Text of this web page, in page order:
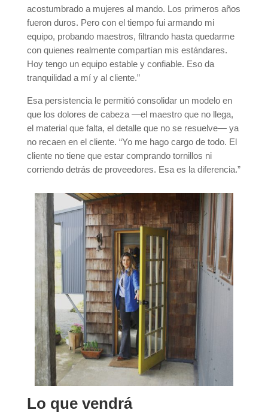
acostumbrado a mujeres al mando. Los primeros años
fueron duros. Pero con el tiempo fui armando mi
equipo, probando maestros, filtrando hasta quedarme
con quienes realmente compartían mis estándares.
Hoy tengo un equipo estable y confiable. Eso da
tranquilidad a mí y al cliente.”
Esa persistencia le permitió consolidar un modelo en
que los dolores de cabeza —el maestro que no llega,
el material que falta, el detalle que no se resuelve— ya
no recaen en el cliente. “Yo me hago cargo de todo. El
cliente no tiene que estar comprando tornillos ni
corriendo detrás de proveedores. Esa es la diferencia.”
Lo que vendrá